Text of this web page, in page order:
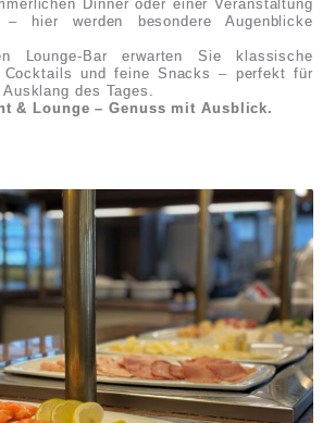
Dinner oder einer Veranstaltung
hier werden besondere Augenblicke
Lounge-Bar erwarten Sie klassische
Cocktails und feine Snacks – perfekt für
des Tages.
& Lounge – Genuss mit Ausblick.